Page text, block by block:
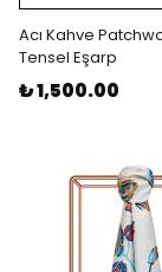
Acı Kahve
Tensel Eşarp
₺ 1,500.00